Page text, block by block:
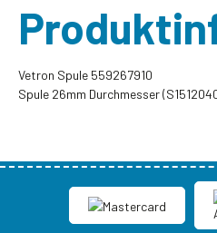
Vetron Spule 559267910
Spule 26mm Durchmesser